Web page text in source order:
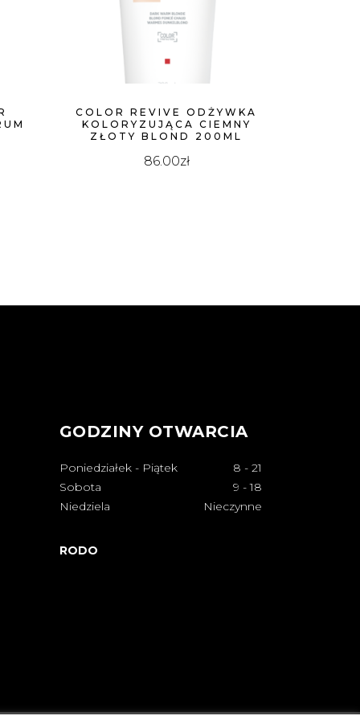
COLOR REVIVE ODŻYWKA
KOLORYZUJĄCA CIEMNY
ZŁOTY BLOND 200ML
86.00zł
GODZINY OTWARCIA
Poniedziałek - Piątek 8 - 21
Sobota
9 - 18
Niedziela
Nieczynne
RODO